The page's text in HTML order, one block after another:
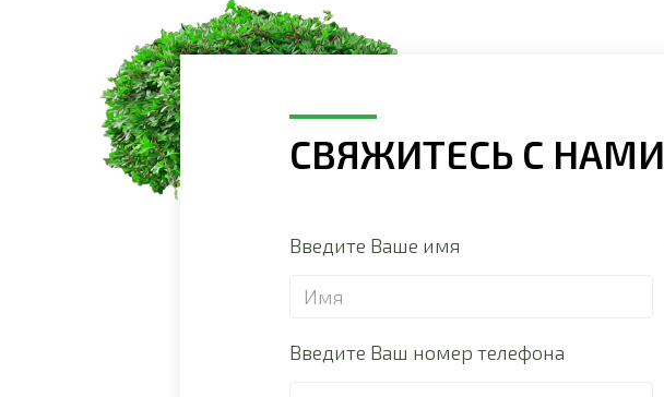
СВЯЖИТЕСЬ С НАМИ
Введите Ваше имя
Введите Ваш номер телефона